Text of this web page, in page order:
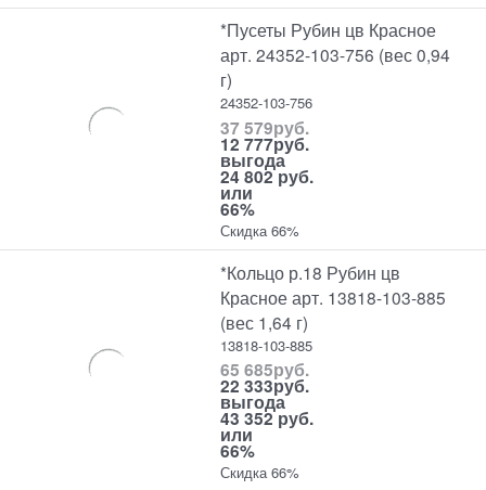
*Пусеты Рубин цв Красное
арт. 24352-103-756 (вес 0,94
г)
24352-103-756
37 579руб.
12 777руб.
выгода
24 802 руб.
или
66%
Скидка 66%
*Кольцо р.18 Рубин цв
Красное арт. 13818-103-885
(вес 1,64 г)
13818-103-885
65 685руб.
22 333руб.
выгода
43 352 руб.
или
66%
Скидка 66%